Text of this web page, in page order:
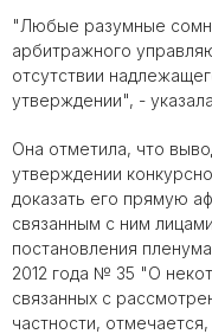
"Любые разумные
арбитражного
отсутствии
утверждении", -
Она отметила, что
утверждении
доказать его прямую
связанным с ним
постановления
2012 года № 35 "О
связанных с
частности,